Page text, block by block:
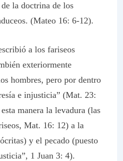
la doctrina de los
(Mateo 16: 6-12).
a los fariseos
exteriormente
hombres, pero por dentro
e injusticia” (Mat. 23:
manera la levadura (las
Mat. 16: 12) a la
y el pecado (puesto
1 Juan 3: 4).